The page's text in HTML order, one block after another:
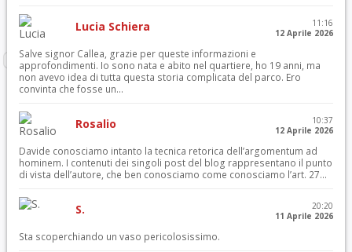
Lucia Schiera
11:16
12 Aprile 2026
Salve signor Callea, grazie per queste informazioni e
approfondimenti. Io sono nata e abito nel quartiere, ho 19 anni, ma
non avevo idea di tutta questa storia complicata del parco. Ero
convinta che fosse un...
Rosalio
10:37
12 Aprile 2026
Davide conosciamo intanto la tecnica retorica dell’argomentum ad
hominem. I contenuti dei singoli post del blog rappresentano il punto
di vista dell’autore, che ben conosciamo come conosciamo l’art. 27...
S.
20:20
11 Aprile 2026
Sta scoperchiando un vaso pericolosissimo.